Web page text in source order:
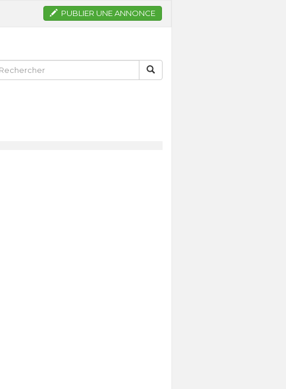
PUBLIER UNE ANNONCE